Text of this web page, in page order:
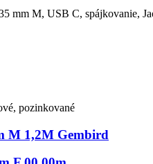
mm M, USB C, spájkovanie,
pozinkované
M 1,2M Gembird